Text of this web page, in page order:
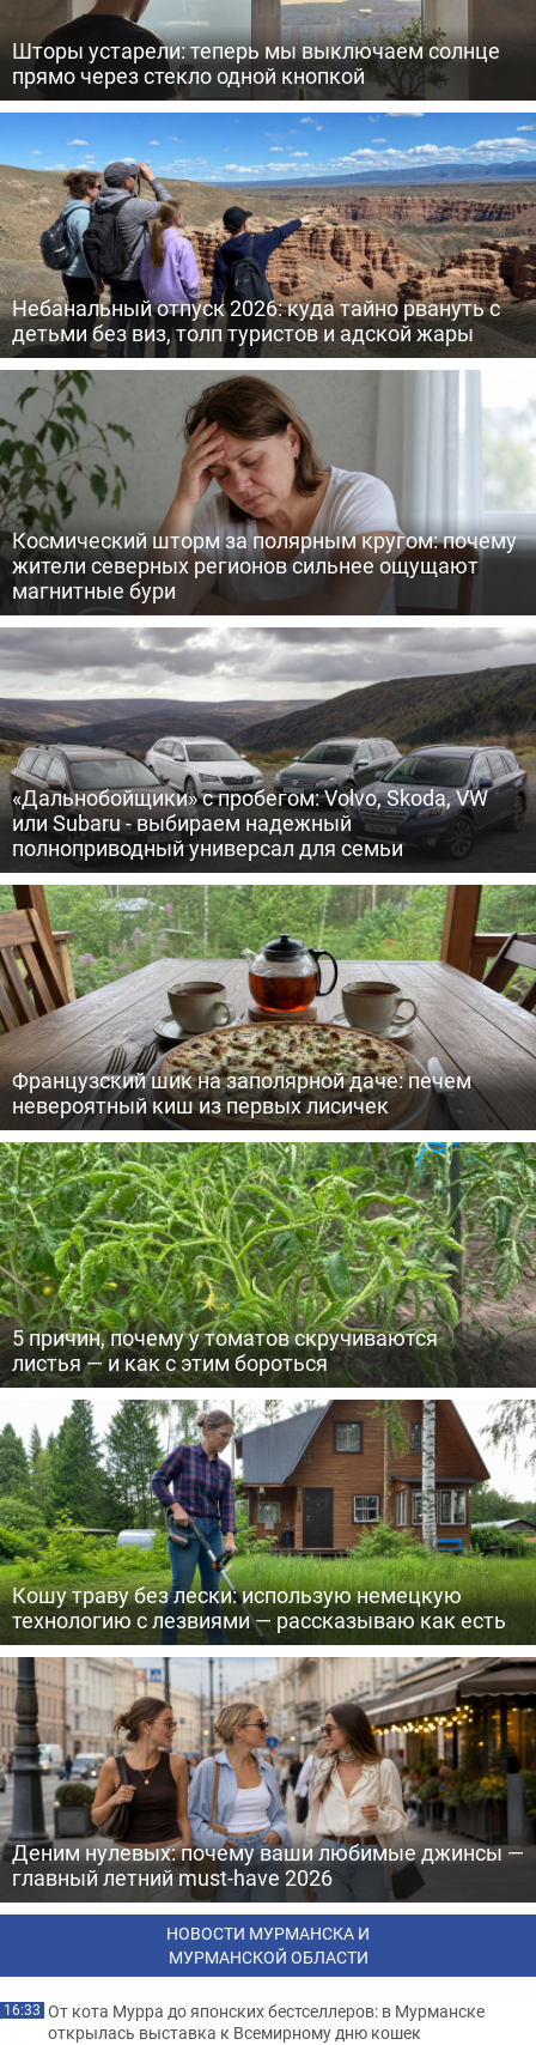
Шторы устарели: теперь мы выключаем солнце
прямо через стекло одной кнопкой
Небанальный отпуск 2026: куда тайно рвануть с
детьми без виз, толп туристов и адской жары
Космический шторм за полярным кругом: почему
жители северных регионов сильнее ощущают
магнитные бури
«Дальнобойщики» с пробегом: Volvo, Skoda, VW
или Subaru - выбираем надежный
полноприводный универсал для семьи
Французский шик на заполярной даче: печем
невероятный киш из первых лисичек
5 причин, почему у томатов скручиваются
листья — и как с этим бороться
Кошу траву без лески: использую немецкую
технологию с лезвиями — рассказываю как есть
Деним нулевых: почему ваши любимые джинсы —
главный летний must-have 2026
НОВОСТИ МУРМАНСКА И
МУРМАНСКОЙ ОБЛАСТИ
16:33 От кота Мурра до японских бестселлеров: в Мурманске
открылась выставка к Всемирному дню кошек